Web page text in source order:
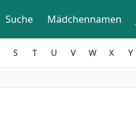
Suche Mädchennamen
S T U V W X Y